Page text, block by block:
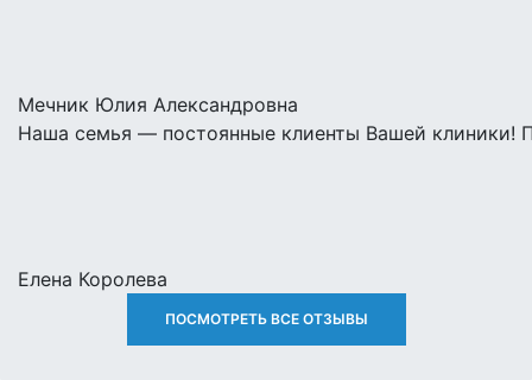
Мечник Юлия Александровна
Наша семья — постоянные клиенты Вашей клиники!
Елена Королева
ПОСМОТРЕТЬ ВСЕ ОТЗЫВЫ